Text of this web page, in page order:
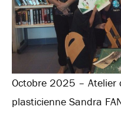
Octobre 2025 – Atelier
plasticienne Sandra